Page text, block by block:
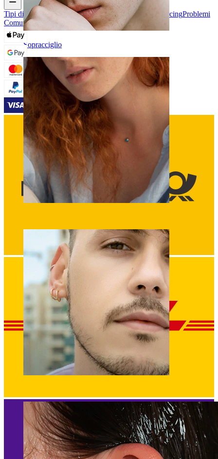
Sopracciglio
Tipi di Gioielli da PiercingMateriali dei gioielli da piercingProblemi
Comuni Dei Piercing e Cura